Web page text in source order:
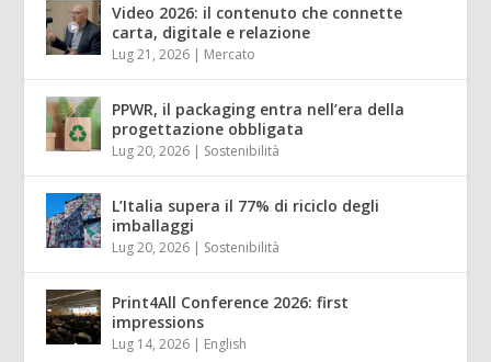
Video 2026: il contenuto che connette
carta, digitale e relazione
Lug 21, 2026 | Mercato
PPWR, il packaging entra nell’era della
progettazione obbligata
Lug 20, 2026 | Sostenibilità
L’Italia supera il 77% di riciclo degli
imballaggi
Lug 20, 2026 | Sostenibilità
Print4All Conference 2026: first
impressions
Lug 14, 2026 | English